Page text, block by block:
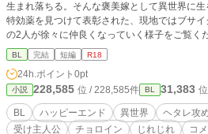
生まれ落ちる。そんな褒美嫁として異世界に
特効薬を見つけて表彰された、現地ではブサ
の2人が徐々に仲良くなっていく様子をご覧ください。 ４万字程度の
が６万字になりました。 24話で完結です。 BL大賞342位でした。 ありがとうご
ざいました！
BL 完結 短編 R18
24h.ポイント 0pt
小説 228,585 位 / 228,585件 BL 31,383
BL ハッピーエンド 異世界 ヘタレ攻
受け主人公
チョロイン じれじれ コ